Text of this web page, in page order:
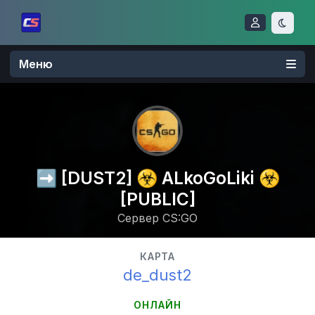
Меню
➡️ [DUST2] ☣️ ALkoGoLiki ☣️
[PUBLIC]
Сервер CS:GO
КАРТА
de_dust2
ОНЛАЙН